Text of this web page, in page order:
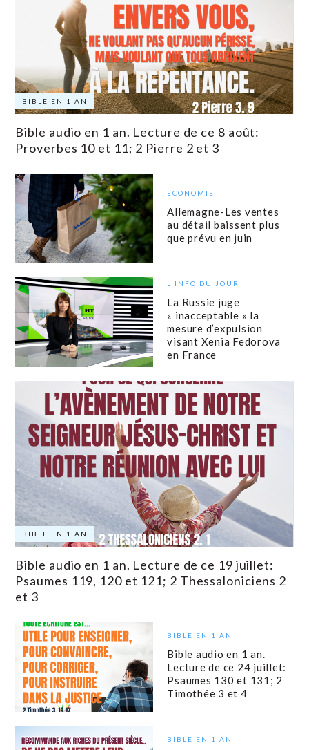
BIBLE EN 1 AN
Bible audio en 1 an. Lecture de ce 8 août:
Proverbes 10 et 11; 2 Pierre 2 et 3
ECONOMIE
Allemagne-Les ventes
au détail baissent plus
que prévu en juin
L'INFO DU JOUR
La Russie juge
« inacceptable » la
mesure d’expulsion
visant Xenia Fedorova
en France
BIBLE EN 1 AN
Bible audio en 1 an. Lecture de ce 19 juillet:
Psaumes 119, 120 et 121; 2 Thessaloniciens 2
et 3
BIBLE EN 1 AN
Bible audio en 1 an.
Lecture de ce 24 juillet:
Psaumes 130 et 131; 2
Timothée 3 et 4
BIBLE EN 1 AN